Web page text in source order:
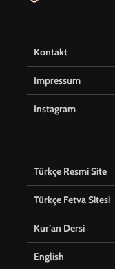
Kontakt
Impressum
Instagram
Türkçe Resmi Site
Türkçe Fetva Sitesi
Kur’an Dersi
English